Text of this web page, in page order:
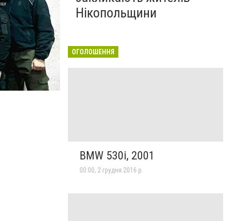
Нікопольщини
ОГОЛОШЕННЯ
BMW 530i, 2001
00:00, 2 грудня 2016 р.